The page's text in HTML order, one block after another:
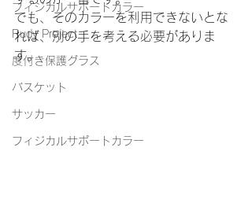
フィジカルサポートカラー
Rudy Project
度付き保護グラス
バスケット
サッカー
フィジカルサポートカラー
でも、そのカラーを利用できないとな
れば、別の手を考える必要がありま
す。